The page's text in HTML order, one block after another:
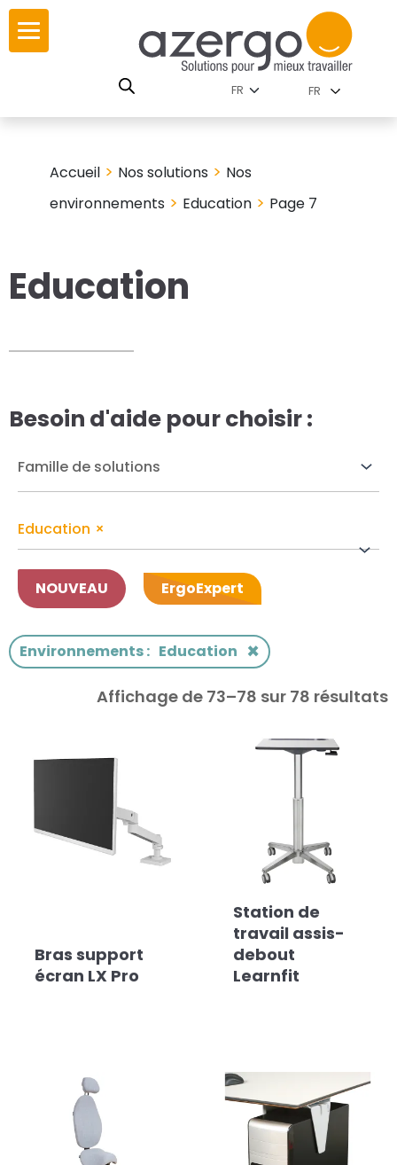
Skip
content
par famille
travail
solutions...
Vie
FR
Accueil> Nos solutions > Nos
environnements > Education> Page 7
Education
Besoin d'aide pour choisir :
NOUVEAU
Education ×
ErgoExpert
Environnements: Education ×
Affichage de 73–78 sur 78 résultats
Bras support
écran LX Pro
Station de
travail assis-
debout
Learnfit